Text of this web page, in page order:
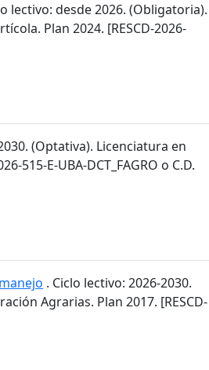
lectivo: desde 2026. (Obligatoria).
Plan 2024. [RESCD-2026-
(Optativa). Licenciatura en
515-E-UBA-DCT_FAGRO o C.D.
. Ciclo lectivo: 2026-2030.
Agrarias. Plan 2017. [RESCD-